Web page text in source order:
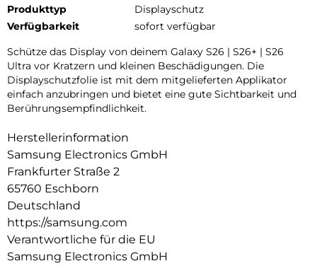
Produkttyp
Displayschutz
Verfügbarkeit
sofort verfügbar
Schütze das Display von deinem Galaxy S26 | S26+ | S26
Ultra vor Kratzern und kleinen Beschädigungen. Die
Displayschutzfolie ist mit dem mitgelieferten Applikator
einfach anzubringen und bietet eine gute Sichtbarkeit und
Berührungsempfindlichkeit.
Herstellerinformation
Samsung Electronics GmbH
Frankfurter Straße 2
65760 Eschborn
Deutschland
https://samsung.com
Verantwortliche für die EU
Samsung Electronics GmbH